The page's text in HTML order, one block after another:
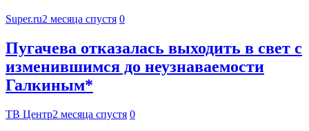
Super.ru2 месяца спустя 0
Пугачева отказалась выходить в свет с
изменившимся до неузнаваемости
Галкиным*
ТВ Центр2 месяца спустя 0